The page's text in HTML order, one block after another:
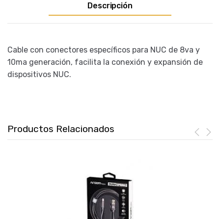
Descripción
Cable con conectores específicos para NUC de 8va y
10ma generación, facilita la conexión y expansión de
dispositivos NUC.
Productos Relacionados